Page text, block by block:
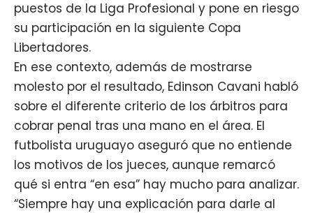
puestos de la Liga Profesional y pone en riesgo
su participación en la siguiente Copa
Libertadores.
En ese contexto, además de mostrarse
molesto por el resultado, Edinson Cavani habló
sobre el diferente criterio de los árbitros para
cobrar penal tras una mano en el área. El
futbolista uruguayo aseguró que no entiende
los motivos de los jueces, aunque remarcó
qué si entra “en esa” hay mucho para analizar.
“Siempre hay una explicación para darle al